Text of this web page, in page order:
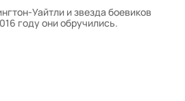
Уайтли и звезда боевиков
году они обручились.